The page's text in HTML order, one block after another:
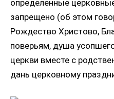
определенные
запрещено (об этом
Рождество Христово,
поверьям, душа
церкви вместе с
дань церковному